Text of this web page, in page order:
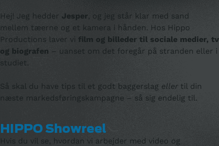
Hej! Jeg hedder Jesper, og jeg står klar med sand
mellem tæerne og et kamera i hånden. Hos Hippo
Productions laver vi film og billeder til sociale medier, tv
og biografen – uanset om det foregår på stranden eller i
studiet.
Så skal du have tips til et godt baggerslag ellertil din
næste markedsføringskampagne – så sig endelig til.
HIPPO Showreel
Hvis du vil se, hvordan vi arbejder med video og